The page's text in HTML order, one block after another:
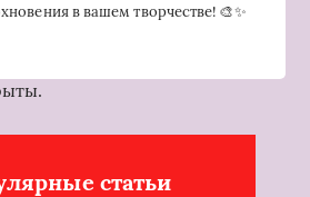
в вашем творчестве! 🎨✨
статьи